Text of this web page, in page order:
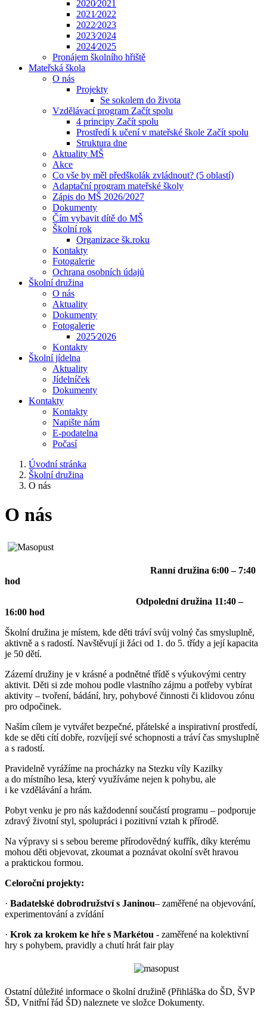
2020⁄2021
2021⁄2022
2022⁄2023
2023⁄2024
2024⁄2025
Pronájem školního hřiště
Mateřská škola
O nás
Projekty
Se sokolem do života
Vzdělávací program Začít spolu
4 principy Začít spolu
Prostředí k učení v mateřské škole Začít spolu
Struktura dne
Aktuality MŠ
Akce
Co vše by měl předškolák zvládnout? (5 oblastí)
Adaptační program mateřské školy
Zápis do MŠ 2026/2027
Dokumenty
Čím vybavit dítě do MŠ
Školní rok
Organizace šk.roku
Kontakty
Fotogalerie
Ochrana osobních údajů
Školní družina
O nás
Aktuality
Dokumenty
Fotogalerie
2025⁄2026
Kontakty
Školní jídelna
Aktuality
Jídelníček
Dokumenty
Kontakty
Kontakty
Napište nám
E-podatelna
Počasí
Úvodní stránka
Školní družina
O nás
O nás
Ranní družina 6:00 – 7:40
hod
Odpolední družina 11:40 –
16:00 hod
Školní družina je místem, kde děti tráví svůj volný čas smysluplně,
aktivně a s radostí. Navštěvují ji žáci od 1. do 5. třídy a její kapacita
je 50 dětí.
Zázemí družiny je v krásné a podnětné třídě s výukovými centry
aktivit. Děti si zde mohou podle vlastního zájmu a potřeby vybírat
aktivity – tvoření, bádání, hry, pohybové činnosti či klidovou zónu
pro odpočinek.
Naším cílem je vytvářet bezpečné, přátelské a inspirativní prostředí,
kde se děti cítí dobře, rozvíjejí své schopnosti a tráví čas smysluplně
a s radostí.
Pravidelně vyrážíme na procházky na Stezku víly Kazilky
a do místního lesa, který využíváme nejen k pohybu, ale
i ke vzdělávání a hrám.
Pobyt venku je pro nás každodenní součástí programu – podporuje
zdravý životní styl, spolupráci i pozitivní vztah k přírodě.
Na výpravy si s sebou bereme přírodovědný kufřík, díky kterému
mohou děti objevovat, zkoumat a poznávat okolní svět hravou
a praktickou formou.
Celoroční projekty:
· Badatelské dobrodružství s Janinou– zaměřené na objevování,
experimentování a zvídání
· Krok za krokem ke hře s Markétou - zaměřené na kolektivní
hry s pohybem, pravidly a chutí hrát fair play
Ostatní důležité informace o školní družině (Přihláška do ŠD, ŠVP
ŠD, Vnitřní řád ŠD) naleznete ve složce Dokumenty.